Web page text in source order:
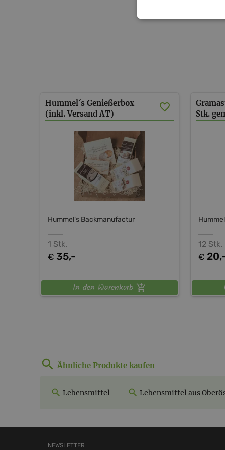
Hummel´s Genießerbox
(inkl. Versand AT)
Hummel’s Backmanufactur
1 Stk.
€ 35,-
In den Warenkorb
Stk.
12 Stk.
€
Ähnliche Produkte kaufen
Lebensmittel Lebensmittel aus
NEWSLETTER